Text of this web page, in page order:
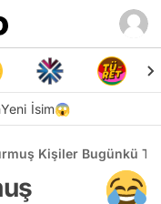
Yeni İsim😱
Kişiler Bugünkü